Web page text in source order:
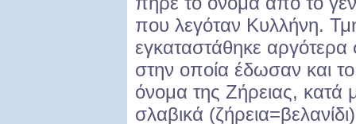
που λεγόταν Κυλλήνη.
εγκαταστάθηκε αργότερα
στην οποία έδωσαν και
όνομα της Ζήρειας, κατά
σλαβικά